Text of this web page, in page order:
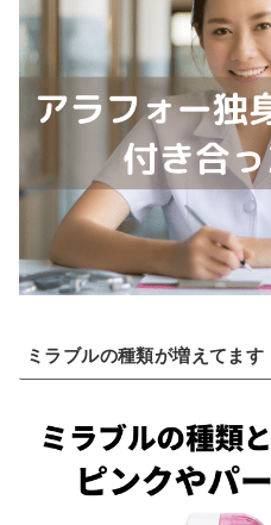
ミラブルの種類が増えてます